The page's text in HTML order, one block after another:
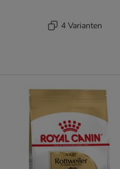
4 Varianten